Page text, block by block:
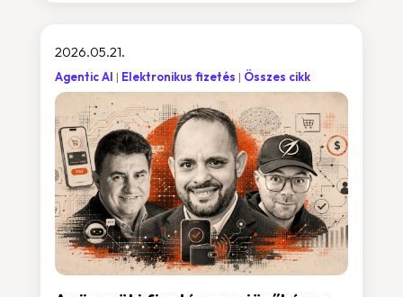
2026.05.21.
Agentic AI Elektronikus fizetés Összes cikk